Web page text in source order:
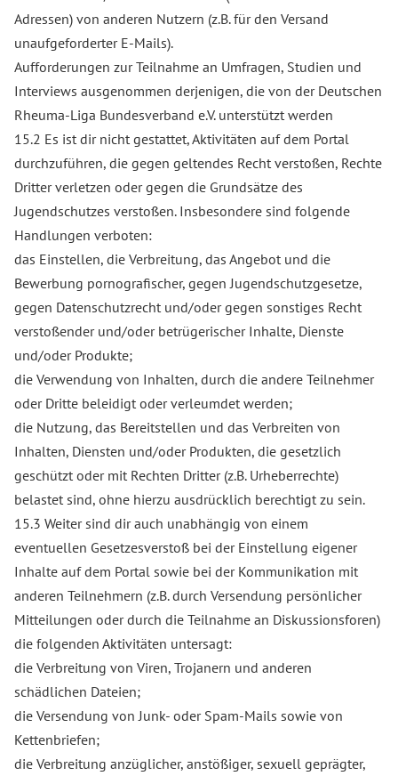
Adressen) von anderen Nutzern (z.B. für den Versand
unaufgeforderter E-Mails).
Aufforderungen zur Teilnahme an Umfragen, Studien und
Interviews ausgenommen derjenigen, die von der Deutschen
Rheuma-Liga Bundesverband e.V. unterstützt werden
15.2 Es ist dir nicht gestattet, Aktivitäten auf dem Portal
durchzuführen, die gegen geltendes Recht verstoßen, Rechte
Dritter verletzen oder gegen die Grundsätze des
Jugendschutzes verstoßen. Insbesondere sind folgende
Handlungen verboten:
das Einstellen, die Verbreitung, das Angebot und die
Bewerbung pornografischer, gegen Jugendschutzgesetze,
gegen Datenschutzrecht und/oder gegen sonstiges Recht
verstoßender und/oder betrügerischer Inhalte, Dienste
und/oder Produkte;
die Verwendung von Inhalten, durch die andere Teilnehmer
oder Dritte beleidigt oder verleumdet werden;
die Nutzung, das Bereitstellen und das Verbreiten von
Inhalten, Diensten und/oder Produkten, die gesetzlich
geschützt oder mit Rechten Dritter (z.B. Urheberrechte)
belastet sind, ohne hierzu ausdrücklich berechtigt zu sein.
15.3 Weiter sind dir auch unabhängig von einem
eventuellen Gesetzesverstoß bei der Einstellung eigener
Inhalte auf dem Portal sowie bei der Kommunikation mit
anderen Teilnehmern (z.B. durch Versendung persönlicher
Mitteilungen oder durch die Teilnahme an Diskussionsforen)
die folgenden Aktivitäten untersagt:
die Verbreitung von Viren, Trojanern und anderen
schädlichen Dateien;
die Versendung von Junk- oder Spam-Mails sowie von
Kettenbriefen;
die Verbreitung anzüglicher, anstößiger, sexuell geprägter,